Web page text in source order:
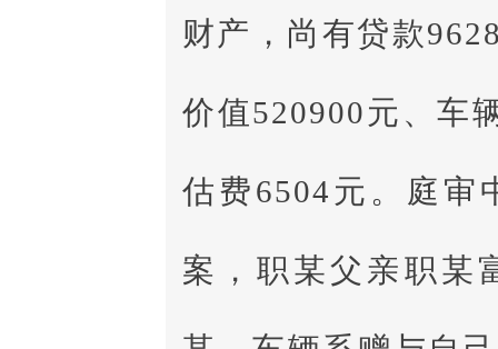
财产，尚有贷款
价值520900元、车
估费6504元。庭审
案，职某父亲职某